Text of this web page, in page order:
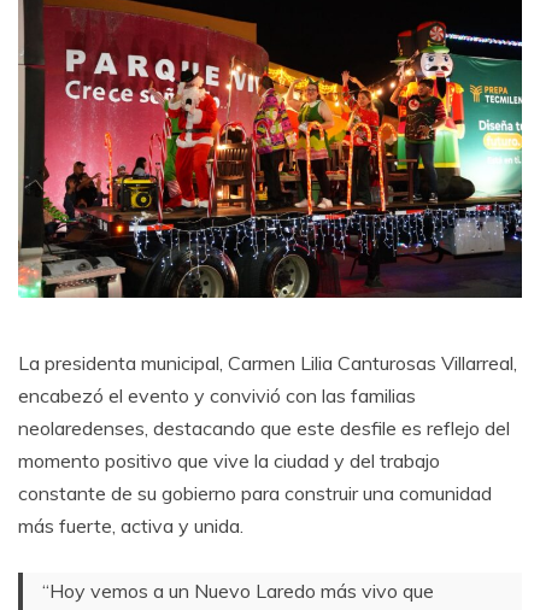
La presidenta municipal, Carmen Lilia Canturosas Villarreal,
encabezó el evento y convivió con las familias
neolaredenses, destacando que este desfile es reflejo del
momento positivo que vive la ciudad y del trabajo
constante de su gobierno para construir una comunidad
más fuerte, activa y unida.
“Hoy vemos a un Nuevo Laredo más vivo que